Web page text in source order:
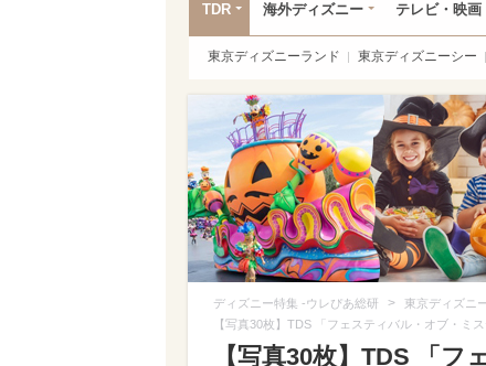
TDR 海外ディズニー テレビ・映画
東京ディズニーランド 東京ディズニーシー
ディズニー特集 -ウレぴあ総研 > 東京ディズニ
【写真30枚】TDS 「フェスティバル・オブ・ミ
【写真30枚】TDS 「フ